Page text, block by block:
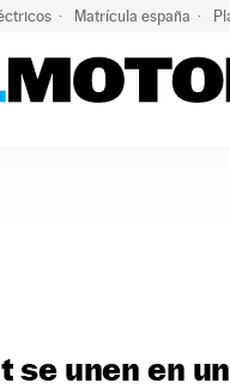
Matrícula españa
se unen en